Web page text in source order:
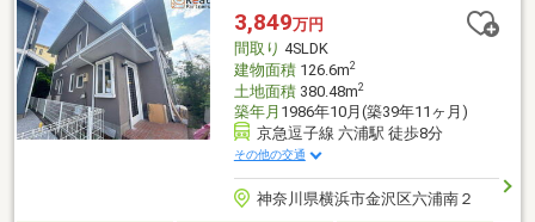
シェルジュは宅建士資格を100%保有物件詳細を知りたい方は下記
よりお問合せください予約お問合せ専用ダイヤル【0120-963-
221】
3,849万円
間取り 4SLDK
建物面積126.6m2
土地面積380.48m2
築年月 1986年10月(築39年11ヶ月)
京急逗子線 六浦駅 徒歩8分
その他の交通
神奈川県横浜市金沢区六浦南２